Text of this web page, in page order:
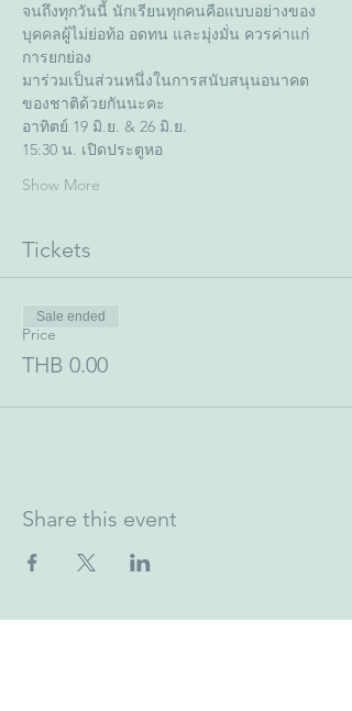
จนถึงทุกวันนี้ นักเรียนทุกคนคือแบบอย่างของ
บุคคลผู้ไม่ย่อท้อ อดทน และมุ่งมั่น ควรค่าแก่
การยกย่อง
มาร่วมเป็นส่วนหนึ่งในการสนับสนุนอนาคต
ของชาติด้วยกันนะคะ
อาทิตย์ 19 มิ.ย. & 26 มิ.ย.
15:30 น. เปิดประตูหอ
Show More
Tickets
Price
THB 0.00
Sale ended
Share this event